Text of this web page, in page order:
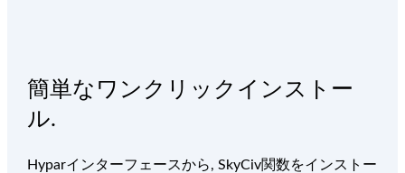
簡単なワンクリックインストー
ル.
Hyparインターフェースから, SkyCiv関数をインストー